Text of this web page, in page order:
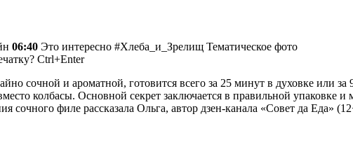
06:40 Это интересно #Хлеба_и_Зрелищ Тематическое фото
Ctrl+Enter
сочной и ароматной, готовится всего за 25 минут в духовке или
колбасы. Основной секрет заключается в правильной упаковке
филе рассказала Ольга, автор дзен-канала «Совет да Еда»